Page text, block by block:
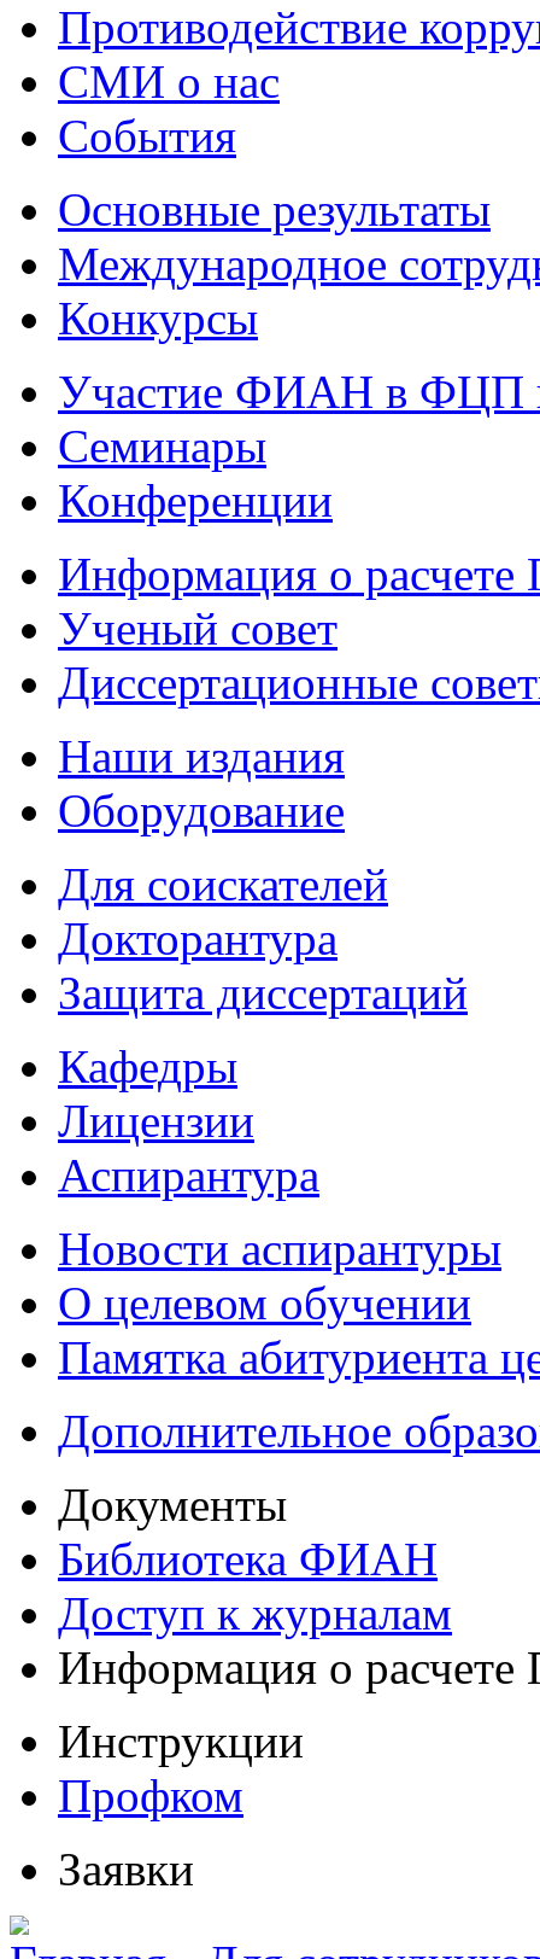
Противодействие
СМИ о нас
События
Основные результаты
Международное
Конкурсы
Участие ФИАН в ФЦП
Семинары
Конференции
Информация о
Ученый совет
Диссертационные
Наши издания
Оборудование
Для соискателей
Докторантура
Защита диссертаций
Кафедры
Лицензии
Аспирантура
Новости аспирантуры
О целевом обучении
Памятка абитуриента
Дополнительное
Документы
Библиотека ФИАН
Доступ к журналам
Информация о
Инструкции
Профком
Заявки